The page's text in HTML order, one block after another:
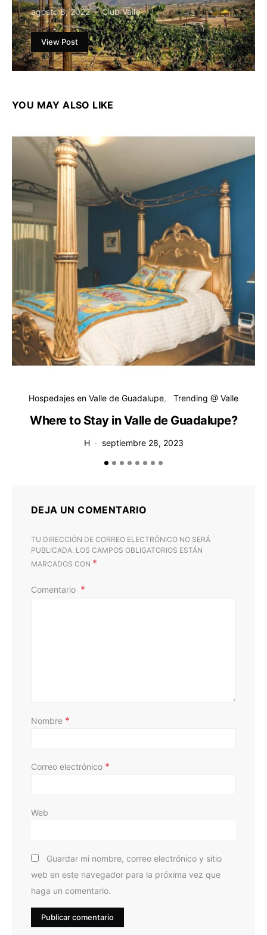
agosto 8, 2022 Club Valle
View Post
YOU MAY ALSO LIKE
Hospedajes en Valle de Guadalupe Trending @ Valle
Where to Stay in Valle de Guadalupe?
H septiembre 28, 2023
DEJA UN COMENTARIO
TU DIRECCIÓN DE CORREO ELECTRÓNICO NO SERÁ
PUBLICADA. LOS CAMPOS OBLIGATORIOS ESTÁN
MARCADOS CON *
Comentario
Nombre *
Correo electrónico *
Web
Guardar mi nombre, correo electrónico y sitio
web en este navegador para la próxima vez que
haga un comentario.